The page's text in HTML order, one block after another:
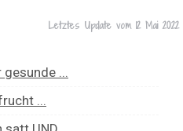
Letztes Update vom 12 Mai 2022
...
...